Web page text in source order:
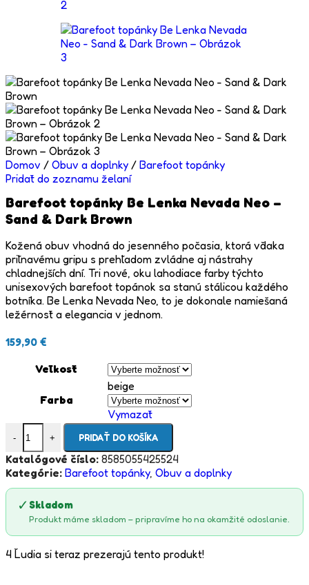
Domov / Obuv a doplnky / Barefoot topánky
Pridať do zoznamu želaní
Barefoot topánky Be Lenka Nevada Neo –
Sand & Dark Brown
Kožená obuv vhodná do jesenného počasia, ktorá vďaka
priľnavému gripu s prehľadom zvládne aj nástrahy
chladnejších dní. Tri nové, oku lahodiace farby týchto
unisexových barefoot topánok sa stanú stálicou každého
botníka. Be Lenka Nevada Neo, to je dokonale namiešaná
ležérnosť a elegancia v jednom.
159,90 €
Veľkosť
Farba
beige
Vymazať
- + PRIDAŤ DO KOŠÍKA
Katalógové číslo: 8585055425524
Kategórie: Barefoot topánky, Obuv a doplnky
✓ Skladom
Produkt máme skladom – pripravíme ho na okamžité odoslanie.
4 Ľudia si teraz prezerajú tento produkt!